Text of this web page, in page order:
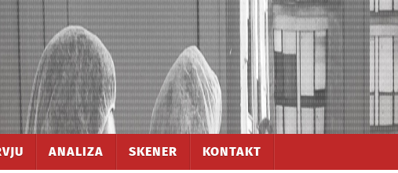
ANALIZA SKENER KONTAKT